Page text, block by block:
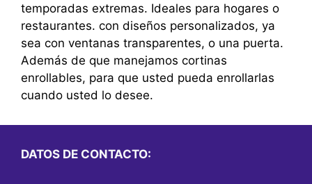
temporadas extremas. Ideales para hogares o
restaurantes. con diseños personalizados, ya
sea con ventanas transparentes, o una puerta.
Además de que manejamos cortinas
enrollables, para que usted pueda enrollarlas
cuando usted lo desee.
DATOS DE CONTACTO: